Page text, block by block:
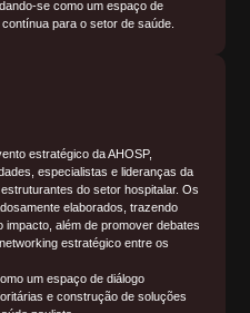
se como um espaço de
para o setor de saúde.
estratégico da AHOSP,
especialistas e lideranças da
do setor hospitalar. Os
elaborados, trazendo
além de promover debates
estratégico entre os
um espaço de diálogo
e construção de soluções